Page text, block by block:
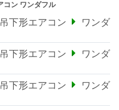
コン ワンダフル
下形エアコン
ワンダ
下形エアコン
ワンダ
下形エアコン
ワンダ